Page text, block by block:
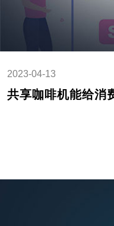
2023-04-13
共享咖啡机能给消